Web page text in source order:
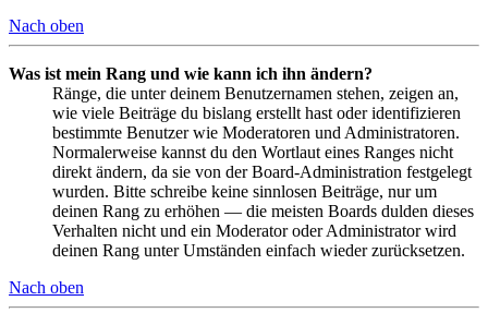
Nach oben
Was ist mein Rang und wie kann ich ihn ändern?
Ränge, die unter deinem Benutzernamen stehen, zeigen an,
wie viele Beiträge du bislang erstellt hast oder identifizieren
bestimmte Benutzer wie Moderatoren und Administratoren.
Normalerweise kannst du den Wortlaut eines Ranges nicht
direkt ändern, da sie von der Board-Administration festgelegt
wurden. Bitte schreibe keine sinnlosen Beiträge, nur um
deinen Rang zu erhöhen — die meisten Boards dulden dieses
Verhalten nicht und ein Moderator oder Administrator wird
deinen Rang unter Umständen einfach wieder zurücksetzen.
Nach oben